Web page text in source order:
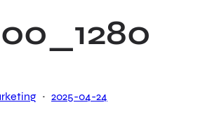
· 2025-04-24